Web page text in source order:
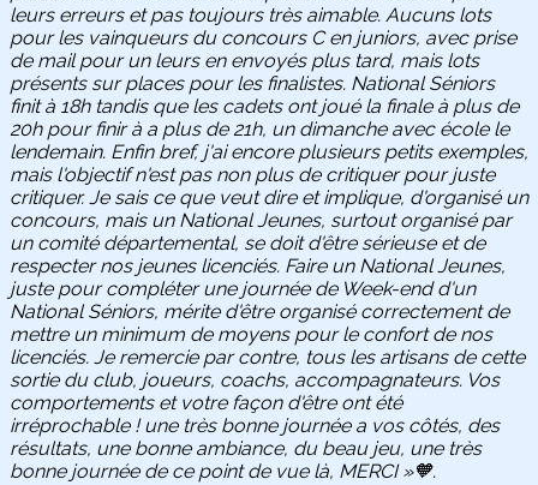
leurs erreurs et pas toujours très aimable. Aucuns lots
pour les vainqueurs du concours C en juniors, avec prise
de mail pour un leurs en envoyés plus tard, mais lots
présents sur places pour les finalistes. National Séniors
finit à 18h tandis que les cadets ont joué la finale à plus de
20h pour finir à a plus de 21h, un dimanche avec école le
lendemain. Enfin bref, j'ai encore plusieurs petits exemples,
mais l'objectif n'est pas non plus de critiquer pour juste
critiquer. Je sais ce que veut dire et implique, d'organisé un
concours, mais un National Jeunes, surtout organisé par
un comité départemental, se doit d'être sérieuse et de
respecter nos jeunes licenciés. Faire un National Jeunes,
juste pour compléter une journée de Week-end d'un
National Séniors, mérite d'être organisé correctement de
mettre un minimum de moyens pour le confort de nos
licenciés. Je remercie par contre, tous les artisans de cette
sortie du club, joueurs, coachs, accompagnateurs. Vos
comportements et votre façon d'être ont été
irréprochable ! une très bonne journée a vos côtés, des
résultats, une bonne ambiance, du beau jeu, une très
bonne journée de ce point de vue là, MERCI »🧡.